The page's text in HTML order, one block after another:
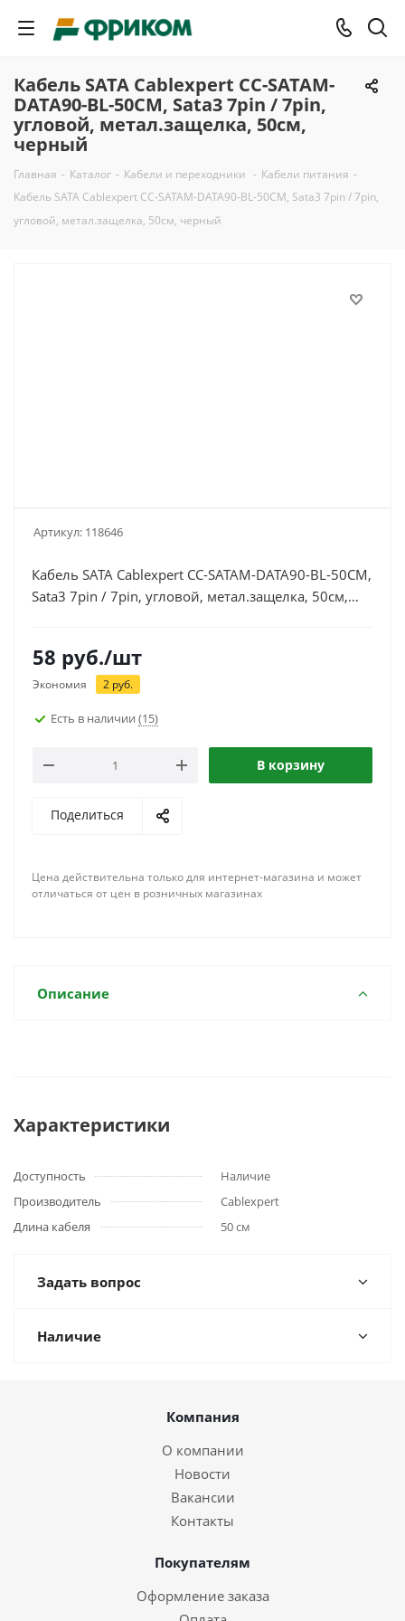
Кабель SATA Cablexpert CC-SATAM-
DATA90-BL-50CM, Sata3 7pin / 7pin,
угловой, метал.защелка, 50см,
черный
Главная - Каталог - Кабели и переходники - Кабели питания -
Кабель SATA Cablexpert CC-SATAM-DATA90-BL-50CM, Sata3 7pin / 7pin,
угловой, метал.защелка, 50см, черный
Артикул: 118646
Кабель SATA Cablexpert CC-SATAM-DATA90-BL-50CM,
Sata3 7pin / 7pin, угловой, метал.защелка, 50см,
58 руб./шт
Экономия 2 руб.
Есть в наличии (15)
В корзину
Поделиться
Цена действительна только для интернет-магазина и может
отличаться от цен в розничных магазинах
Описание
Характеристики
Доступность
Наличие
Производитель
Cablexpert
Длина кабеля
50 см
Задать вопрос
Наличие
Компания
О компании
Новости
Вакансии
Контакты
Покупателям
Оформление заказа